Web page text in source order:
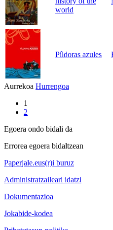
world
Píldoras azules
Aurrekoa Hurrengoa
1
2
Egoera ondo bidali da
Errorea egoera bidaltzean
Paperjale.eus(r)i buruz
Administratzaileari idatzi
Dokumentazioa
Jokabide-kodea